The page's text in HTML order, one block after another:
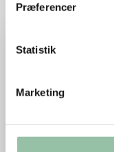
Præferencer
Statistik
Marketing